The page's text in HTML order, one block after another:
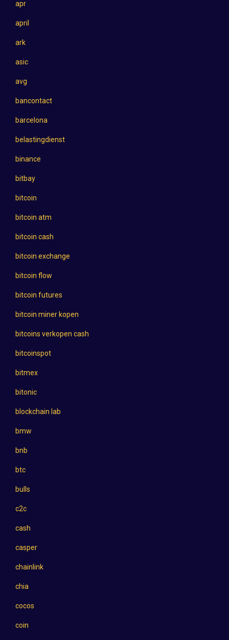
apr
april
ark
asic
avg
bancontact
barcelona
belastingdienst
binance
bitbay
bitcoin
bitcoin atm
bitcoin cash
bitcoin exchange
bitcoin flow
bitcoin futures
bitcoin miner kopen
bitcoins verkopen cash
bitcoinspot
bitmex
bitonic
blockchain lab
bmw
bnb
btc
bulls
c2c
cash
casper
chainlink
chia
cocos
coin